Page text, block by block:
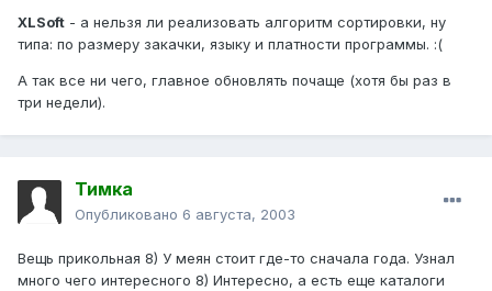
XLSoft - а нельзя ли реализовать алгоритм сортировки, ну
типа: по размеру закачки, языку и платности программы. :(
А так все ни чего, главное обновлять почаще (хотя бы раз в
три недели).
Тимка
Опубликовано 6 августа, 2003
Вещь прикольная 8) У меян стоит где-то сначала года. Узнал
много чего интересного 8) Интересно, а есть еще каталоги